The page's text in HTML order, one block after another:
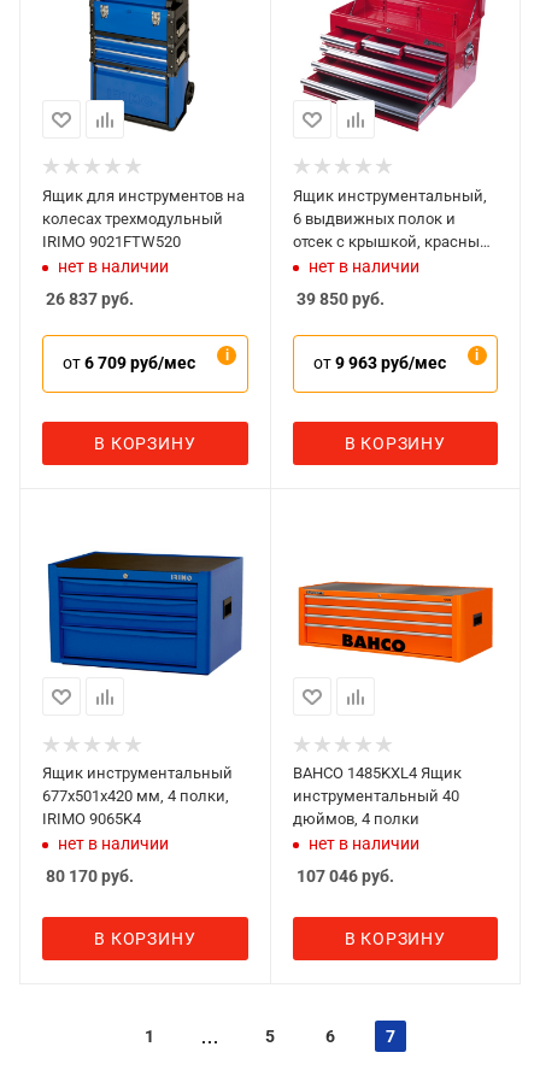
Ящик для инструментов на
колесах трехмодульный
IRIMO 9021FTW520
нет в наличии
26 837руб.
от6 709 руб/мес
В КОРЗИНУ
Ящик инструментальный,
6 выдвижных полок и
отсек с крышкой, красный
МАСТАК 511-06570R
нет в наличии
39 850руб.
от9 963 руб/мес
В КОРЗИНУ
Ящик инструментальный
677x501x420 мм, 4 полки,
IRIMO 9065K4
нет в наличии
80 170руб.
В КОРЗИНУ
BAHCO 1485KXL4 Ящик
инструментальный 40
дюймов, 4 полки
нет в наличии
107 046руб.
В КОРЗИНУ
1 5 6 7